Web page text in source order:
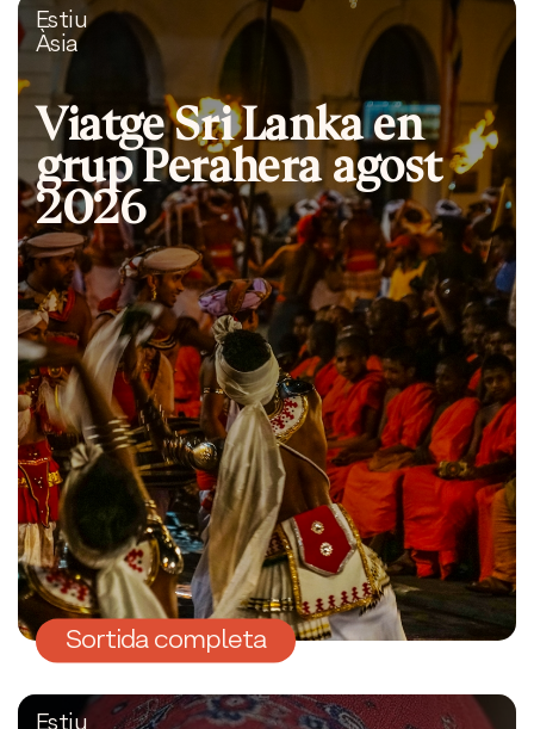
Estiu
Àsia
Viatge Sri Lanka en
grup Perahera agost
2026
Sortida completa